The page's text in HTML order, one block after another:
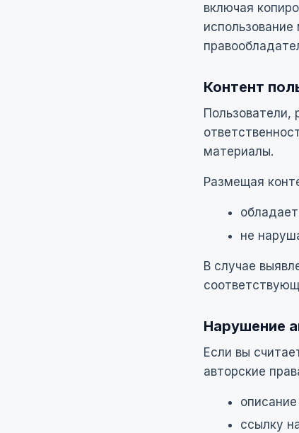
включая
Контент
материалы.
Размещая
не
В случае
Нарушение
Если вы
авторские
ссылку